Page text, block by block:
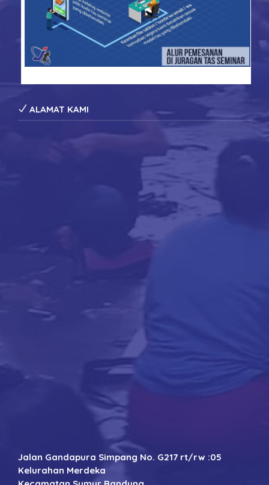
ALAMAT KAMI
Jalan Gandapura Simpang No. G217 rt/rw :05
Kelurahan Merdeka